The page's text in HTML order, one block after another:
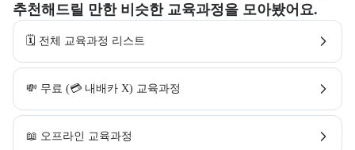
추천해드릴 만한 비슷한 교육과정을 모아봤어요.
🗓️ 전체 교육과정 리스트
💸 무료 (💳 내배카 X) 교육과정
📖 오프라인 교육과정